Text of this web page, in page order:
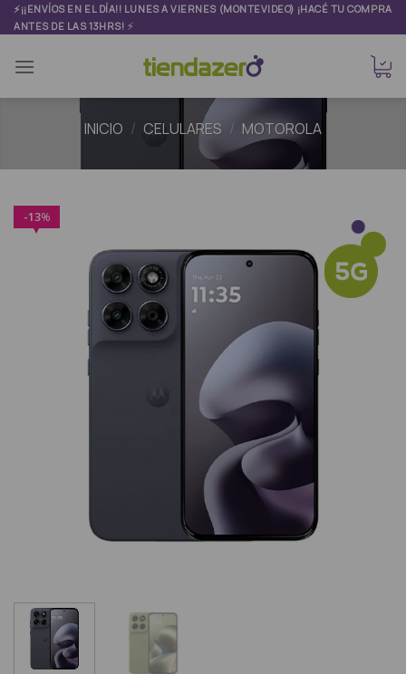
Skip
to
⚡¡¡ENVÍOS EN EL DÍA!! LUNES A VIERNES (MONTEVIDEO) ¡HACÉ TU COMPRA
ANTES DE LAS 13HRS! ⚡
INICIO / CELULARES / MOTOROLA
%
13